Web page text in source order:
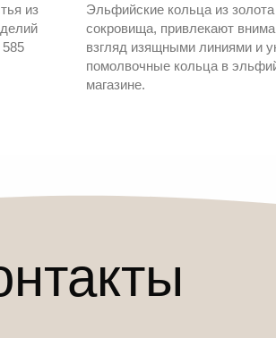
из
585
Эльфийские кольца из
сокровища, привлекают
взгляд изящными линиями и
помолвочные кольца в
магазине.